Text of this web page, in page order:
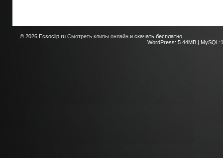
© 2026 Ecsoclip.ru Смотреть клипы онлайн и скачать бесплатно.
WordPress: 5.44MB |